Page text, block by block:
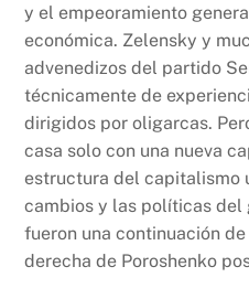
y el empeoramiento
económica. Zelensky y
advenedizos del partido
técnicamente de
dirigidos por oligarcas.
casa solo con una nueva
estructura del capitalismo
cambios y las políticas del
fueron una continuación
derecha de Poroshenko